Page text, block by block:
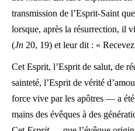
transmission de l’Esprit-Saint
lorsque, après la résurrection, il
(Jn 20, 19) et leur dit : «
Cet Esprit, l’Esprit de salut, de
sainteté, l’Esprit de vérité
force vive par les apôtres — a
mains des évêques à des